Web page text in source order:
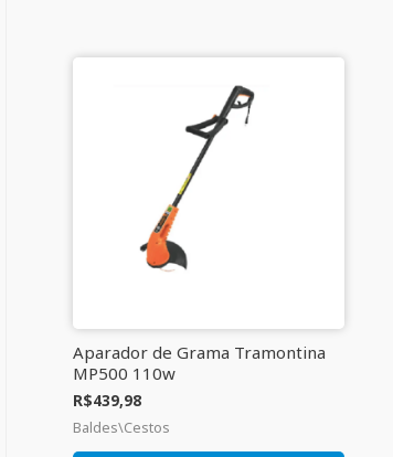
Aparador de Grama Tramontina
MP500 110w
R$439,98
Baldes\Cestos